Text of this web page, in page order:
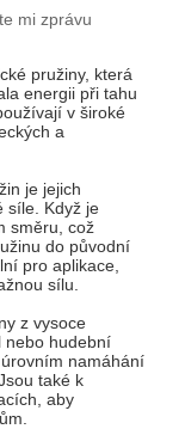
mi zprávu
pružiny, která
energii při tahu
v široké
a
je jejich
síle. Když je
směru, což
do původní
pro aplikace,
sílu.
z vysoce
nebo hudební
namáhání
také k
aby